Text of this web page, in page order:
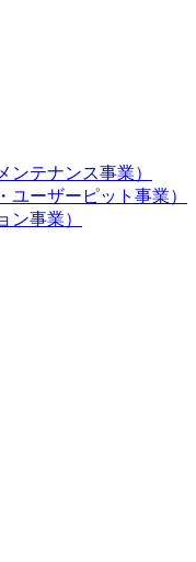
ンテナンス事業）
ユーザーピット事業）
ン事業）